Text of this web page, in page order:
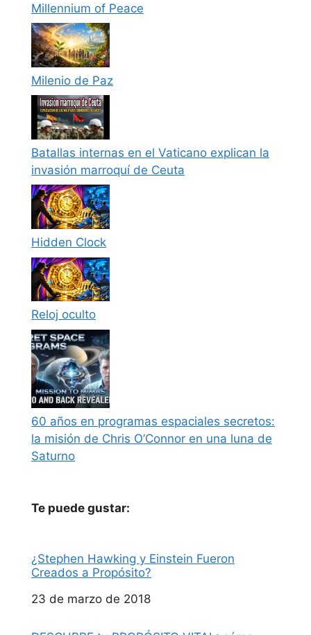
Millennium of Peace
Milenio de Paz
Batallas internas en el Vaticano explican la
invasión marroquí de Ceuta
Hidden Clock
Reloj oculto
60 años en programas espaciales secretos:
la misión de Chris O’Connor en una luna de
Saturno
Te puede gustar:
¿Stephen Hawking y Einstein Fueron
Creados a Propósito?
Fecha
23 de marzo de 2018